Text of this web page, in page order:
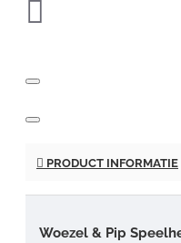
PRODUCT INFORMATIE
Woezel & Pip